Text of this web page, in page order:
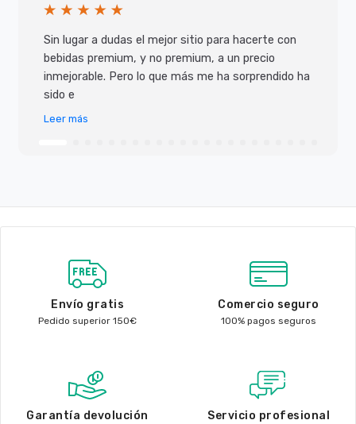
Sin lugar a dudas el mejor sitio para hacerte con
bebidas premium, y no premium, a un precio
inmejorable. Pero lo que más me ha sorprendido ha
sido e
Leer más
Envío gratis
Pedido superior 150€
Comercio seguro
100% pagos seguros
Garantía devolución Servicio profesional